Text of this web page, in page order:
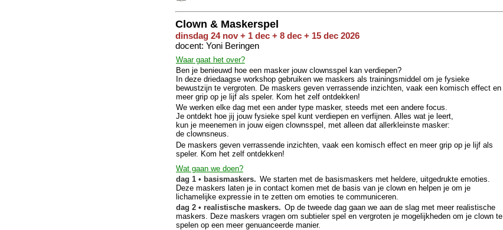
Clown & Maskerspel
dinsdag 24 nov + 1 dec + 8 dec + 15 dec 2026
docent: Yoni Beringen
Waar gaat het over?
Ben je benieuwd hoe een masker jouw clownsspel kan verdiepen?
In deze driedaagse workshop gebruiken we maskers als trainingsmiddel om je fysieke
bewustzijn te vergroten. De maskers geven verrassende inzichten, vaak een komisch effect en
meer grip op je lijf als speler. Kom het zelf ontdekken!
We werken elke dag met een ander type masker, steeds met een andere focus.
Je ontdekt hoe jij jouw fysieke spel kunt verdiepen en verfijnen. Alles wat je leert,
kun je meenemen in jouw eigen clownsspel, met alleen dat allerkleinste masker:
de clownsneus.
De maskers geven verrassende inzichten, vaak een komisch effect en meer grip op je lijf als
speler. Kom het zelf ontdekken!
Wat gaan we doen?
dag 1 • basismaskers. We starten met de basismaskers met heldere, uitgedrukte emoties.
Deze maskers laten je in contact komen met de basis van je clown en helpen je om je
lichamelijke expressie in te zetten om emoties te communiceren.
dag 2 • realistische maskers. Op de tweede dag gaan we aan de slag met meer realistische
maskers. Deze maskers vragen om subtieler spel en vergroten je mogelijkheden om je clown te
spelen op een meer genuanceerde manier.